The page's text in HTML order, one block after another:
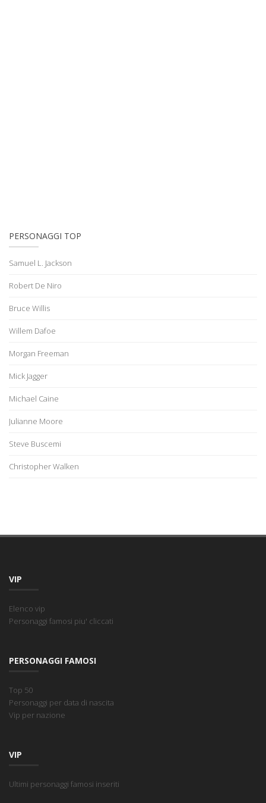
PERSONAGGI TOP
Samuel L. Jackson
Robert De Niro
Bruce Willis
Willem Dafoe
Morgan Freeman
Mick Jagger
Michael Caine
Julianne Moore
Steve Buscemi
Christopher Walken
VIP
Elenco vip
Personaggi famosi piu' cliccati
PERSONAGGI FAMOSI
Top 50
Personaggi per data di nascita
Vip per nazione
VIP
Ultimi personaggi famosi inseriti